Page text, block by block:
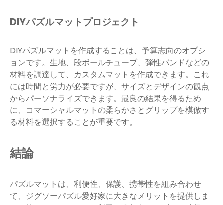
DIYパズルマットプロジェクト
DIYパズルマットを作成することは、予算志向のオプシ
ョンです。生地、段ボールチューブ、弾性バンドなどの
材料を調達して、カスタムマットを作成できます。これ
には時間と労力が必要ですが、サイズとデザインの観点
からパーソナライズできます。最良の結果を得るため
に、コマーシャルマットの柔らかさとグリップを模倣す
る材料を選択することが重要です。
結論
パズルマットは、利便性、保護、携帯性を組み合わせ
て、ジグソーパズル愛好家に大きなメリットを提供しま